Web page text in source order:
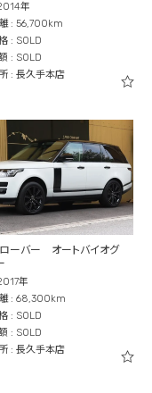
年
: 56,700km
: SOLD
: SOLD
: 長久手本店
ローバー オートバイオグ
年
: 68,300km
: SOLD
: SOLD
: 長久手本店